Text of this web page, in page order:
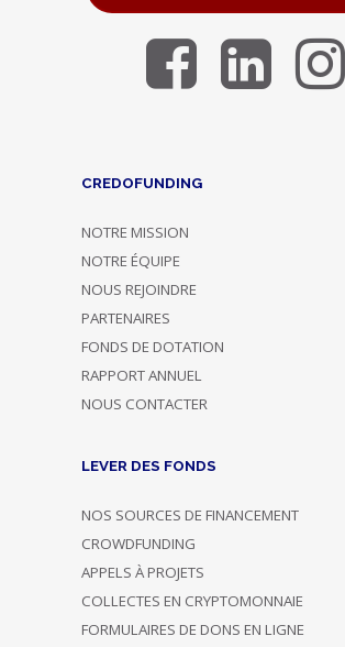
CREDOFUNDING
NOTRE MISSION
NOTRE ÉQUIPE
NOUS REJOINDRE
PARTENAIRES
FONDS DE DOTATION
RAPPORT ANNUEL
NOUS CONTACTER
LEVER DES FONDS
NOS SOURCES DE FINANCEMENT
CROWDFUNDING
APPELS À PROJETS
COLLECTES EN CRYPTOMONNAIE
FORMULAIRES DE DONS EN LIGNE